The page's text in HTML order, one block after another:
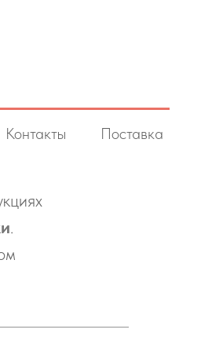
Контакты Поставка
.